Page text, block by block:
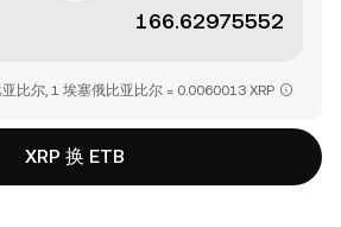
比尔, 1 埃塞俄比亚比尔 = 0.0060013 XRP
XRP 换 ETB